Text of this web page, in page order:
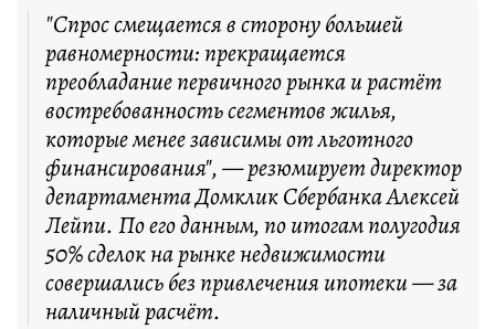
"Спрос смещается в сторону большей
равномерности: прекращается
преобладание первичного рынка и растёт
востребованность сегментов жилья,
которые менее зависимы от льготного
финансирования", — резюмирует директор
департамента Домклик Сбербанка Алексей
Лейпи. По его данным, по итогам полугодия
50% сделок на рынке недвижимости
совершались без привлечения ипотеки — за
наличный расчёт.